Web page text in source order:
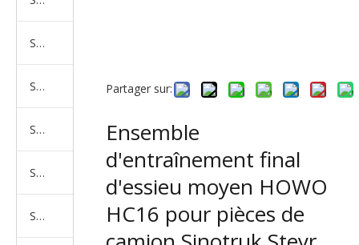
Série de camions Foton Auman
Série de camions FAW Jiefang
Série de camions Dongfeng
Série de camions North Benz Beiben
Série de camions américains, européens et japonais
Partager sur:
Ensemble
d'entraînement final
d'essieu moyen HOWO
HC16 pour pièces de